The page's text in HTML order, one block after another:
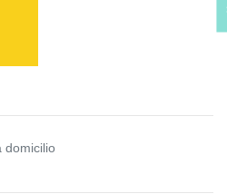
domicilio